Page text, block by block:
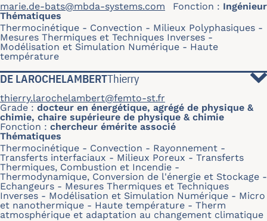
marie.de-bats@mbda-systems.com Fonction
Ingénieur
Thématiques
Thermocinétique
Convection
Milieux Polyphasiques
Mesures Thermiques et Techniques Inverses
Modélisation et Simulation Numérique
Haute
température
DE LAROCHELAMBERTThierry
thierry.larochelambert@femto-st.fr
Grade
docteur en énergétique, agrégé de physique &
chimie, chaire supérieure de physique & chimie
Fonction
chercheur émérite associé
Thématiques
Thermocinétique
Convection
Rayonnement
Transferts interfaciaux
Milieux Poreux
Transferts
Thermiques, Combustion et Incendie
Thermodynamique, Conversion de l'énergie et Stockage
Echangeurs
Mesures Thermiques et Techniques
Inverses
Modélisation et Simulation Numérique
Micro
et nanothermique
Haute température
Therm
atmosphérique et adaptation au changement climatique